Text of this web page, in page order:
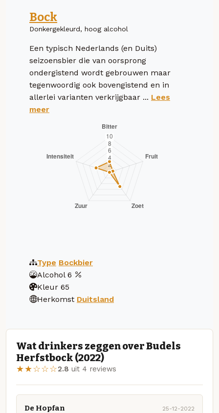
Bock
Donkergekleurd, hoog alcohol
Een typisch Nederlands (en Duits)
seizoensbier die van oorsprong
ondergistend wordt gebrouwen maar
tegenwoordig ook bovengistend en in
allerlei varianten verkrijgbaar ... Lees
meer
Type Bockbier
Alcohol 6
Kleur 65
Herkomst Duitsland
Wat drinkers zeggen over Budels
Herfstbock (2022)
★★☆☆☆2.8 uit 4 reviews
De Hopfan 25-12-2022